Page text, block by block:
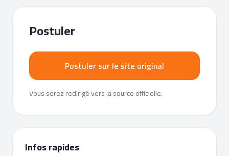
Postuler
Postuler sur le site original
Vous serez redirigé vers la source officielle.
Infos rapides